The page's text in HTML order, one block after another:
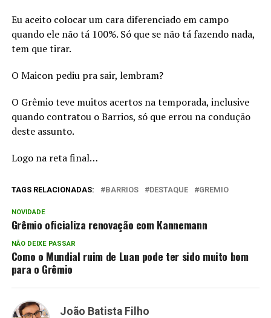
Eu aceito colocar um cara diferenciado em campo
quando ele não tá 100%. Só que se não tá fazendo nada,
tem que tirar.
O Maicon pediu pra sair, lembram?
O Grêmio teve muitos acertos na temporada, inclusive
quando contratou o Barrios, só que errou na condução
deste assunto.
Logo na reta final…
TAGS RELACIONADAS: BARRIOS DESTAQUE GREMIO
NOVIDADE
Grêmio oficializa renovação com Kannemann
NÃO DEIXE PASSAR
Como o Mundial ruim de Luan pode ter sido muito bom
para o Grêmio
João Batista Filho